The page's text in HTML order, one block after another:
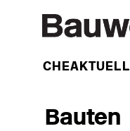
WOCHEAKTUELL
Bauten